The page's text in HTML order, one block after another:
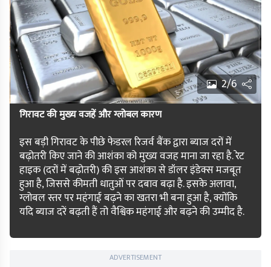
2/6
गिरावट की मुख्य वजहें और ग्लोबल कारण
इस बड़ी गिरावट के पीछे फेडरल रिजर्व बैंक द्वारा ब्याज दरों में
बढ़ोतरी किए जाने की आशंका को मुख्य वजह माना जा रहा है. रेट
हाइक (दरों में बढ़ोतरी) की इस आशंका से डॉलर इंडेक्स मजबूत
हुआ है, जिससे कीमती धातुओं पर दबाव बढ़ा है. इसके अलावा,
ग्लोबल स्तर पर महंगाई बढ़ने का खतरा भी बना हुआ है, क्योंकि
यदि ब्याज दरें बढ़ती हैं तो वैश्विक महंगाई और बढ़ने की उम्मीद है.
ADVERTISEMENT